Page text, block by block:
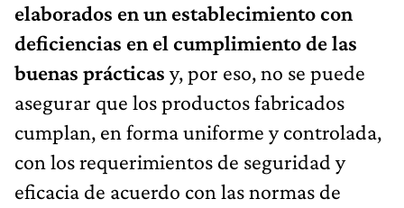
elaborados en un establecimiento con
deficiencias en el cumplimiento de las
buenas prácticas y, por eso, no se puede
asegurar que los productos fabricados
cumplan, en forma uniforme y controlada,
con los requerimientos de seguridad y
eficacia de acuerdo con las normas de